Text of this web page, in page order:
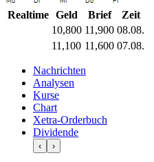
Realtime Geld Brief
Zeit
10,800 11,900 08.08.
11,100 11,600 07.08.
Nachrichten
Analysen
Kurse
Chart
Xetra-Orderbuch
Dividende
‹ ›